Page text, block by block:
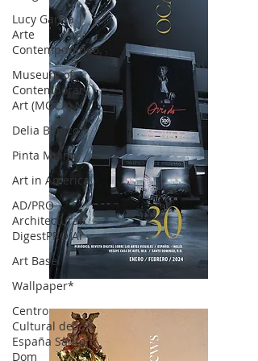
Lucy García |
Arte
Contemporáneo.
Museum of
Contemporary
Art (MOCA) N
Delia Blanco
Pinta Miami
Art in America
AD/PRO
Architectural
DigestPRO Ar
Art Basel
Wallpaper*
Centro
Cultural de
España Santo
Dom
OCA|News 30 /Enero-Febrero / 2024